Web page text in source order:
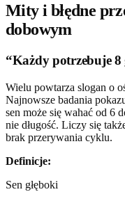
Mity i błędne
dobowym
“Każdy potrzebuje
Wielu powtarza slogan o
Najnowsze badania
sen może się wahać od 6
nie długość. Liczy się
brak przerywania cyklu.
Definicje:
Sen głęboki